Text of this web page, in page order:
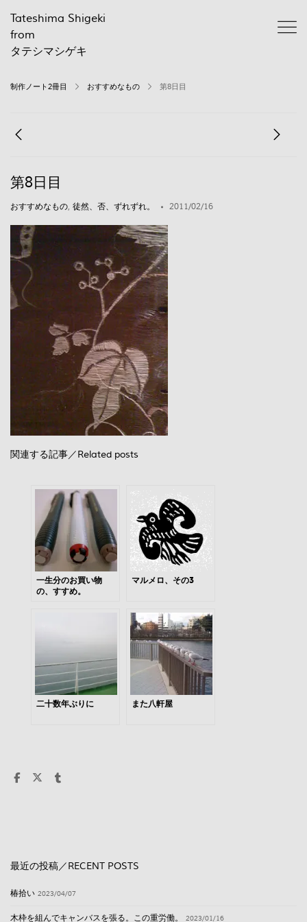
Tateshima Shigeki
from
タテシマシゲキ
制作ノート2冊目 おすすめなもの 第8日目
第8日目
おすすめなもの, 徒然、否、ずれずれ。 2011/02/16
関連する記事／Related posts
一生分のお買い物
の、すすめ。
マルメロ、その3
二十数年ぶりに また八軒屋
最近の投稿／RECENT POSTS
椿拾い 2023/04/07
木枠を組んでキャンバスを張る。この重労働。 2023/01/16